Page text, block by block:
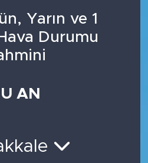
Yarın ve 1
Durumu
AN